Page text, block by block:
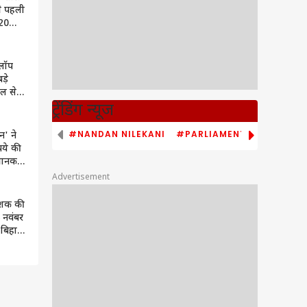
पहली
से
ने
की
की
नवंबर
ट्रेंडिंग न्यूज
#NANDAN NILEKANI #PARLIAMENT MONSOON
Advertisement